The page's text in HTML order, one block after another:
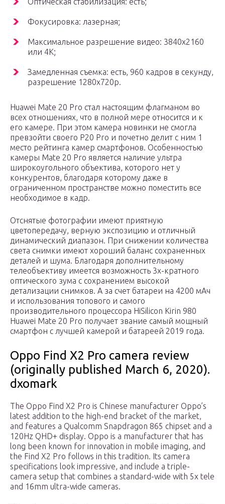
Фокусировка: лазерная;
Максимальное разрешение видео: 3840х2160
или 4К;
Замедленная съемка: есть, 960 кадров в секунду,
разрешение 1280х720p.
Huawei Mate 20 Pro стал настоящим флагманом во
всех отношениях, что в полной мере относится и к
его камере. При этом камера новинки не смогла
превзойти своего P20 Pro и почетно делит с ним 1
место рейтинга камер смартфонов. Особенностью
камеры Mate 20 Pro является наличие ультра
широкоугольного объектива, которого нет у
конкурентов, благодаря которому даже в
ограниченном пространстве можно поместить все
необходимое в кадр.
Отснятые фотографии имеют приятную
цветопередачу, верную экспозицию и отличный
динамический диапазон. При снижении количества
света снимки имеют хороший баланс сохраненных
деталей и шума. Благодаря дополнительному
телеобъективу имеется возможность 3х-кратного
оптического зума с сохранением высокой
детализации снимков. А за счет батареи на 4200 мАч
и использования топового и самого
производительного процессора HiSilicon Kirin 980
Huawei Mate 20 Pro получает звание самый мощный
смартфон с лучшей камерой и батареей 2019 года.
Oppo Find X2 Pro camera review
(originally published March 6, 2020).
dxomark
The Oppo Find X2 Pro is Chinese manufacturer Oppo’s
latest addition to the high-end bracket of the market,
and features a Qualcomm Snapdragon 865 chipset and a
120Hz QHD+ display. Oppo is a manufacturer that has
long been known for innovation in mobile imaging, and
the Find X2 Pro follows in this tradition. Its camera
specifications look impressive, and include a triple-
camera setup that combines a standard-wide with 5x tele
and 16mm ultra-wide cameras.